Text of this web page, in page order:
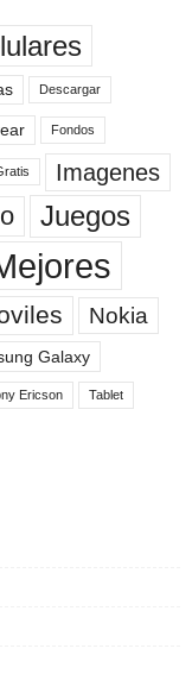
Descargar
Fondos
Imagenes
Juegos
Nokia
Galaxy
Ericson Tablet